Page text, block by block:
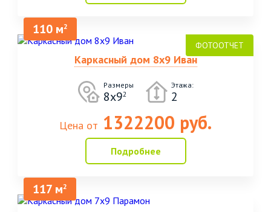
110 м2
Каркасный дом 8х9 Иван
Размеры
8х92
Этажа:
2
Цена от 1322200 руб.
Подробнее
117 м2